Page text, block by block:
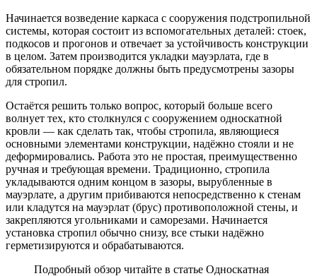
Начинается возведение каркаса с сооружения подстропильной
системы, которая состоит из вспомогательных деталей: стоек,
подкосов и прогонов и отвечает за устойчивость конструкции
в целом. Затем производится укладки мауэрлата, где в
обязательном порядке должны быть предусмотрены зазоры
для стропил.
Остаётся решить только вопрос, который больше всего
волнует тех, кто столкнулся с сооружением односкатной
кровли — как сделать так, чтобы стропила, являющиеся
основными элементами конструкции, надёжно стояли и не
деформировались. Работа это не простая, преимущественно
ручная и требующая времени. Традиционно, стропила
укладываются одним концом в зазоры, вырубленные в
мауэрлате, а другим прибиваются непосредственно к стенам
или кладутся на мауэрлат (брус) противоположной стены, и
закрепляются угольниками и саморезами. Начинается
установка стропил обычно снизу, все стыки надёжно
герметизируются и обрабатываются.
Подробный обзор читайте в статье Односкатная